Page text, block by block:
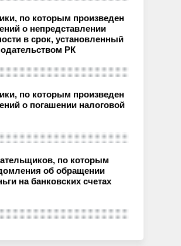
по которым произведен
о непредставлении
в срок, установленный
РК
по которым произведен
о погашении налоговой
по которым
об обращении
на банковских счетах